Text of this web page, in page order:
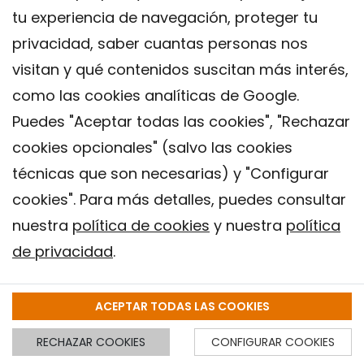
antimalárico). Algunos fármacos capaces de
modular la respuesta inmune, como por
ejemplo moléculas que bloquean la
interleucina 6, también se probaron, con
algunos resultados alentadores. Esto es
porque, en pacientes con enfermedad grave,
el daño a los tejidos es provocado no sólo por
el virus sino también por un exceso de
mediadores inflamatorios (la llamada
tormenta de citocinas).
Los medicamentos "reutilizados" que por el
momento han demostrado tener un efecto en
tu experiencia de navegación, proteger tu
privacidad, saber cuantas personas nos
visitan y qué contenidos suscitan más interés,
como las cookies analíticas de Google.
Puedes "Aceptar todas las cookies", "Rechazar
cookies opcionales" (salvo las cookies
técnicas que son necesarias) y "Configurar
cookies". Para más detalles, puedes consultar
nuestra política de cookies y nuestra política
de privacidad.
ACEPTAR TODAS LAS COOKIES
RECHAZAR COOKIES CONFIGURAR COOKIES